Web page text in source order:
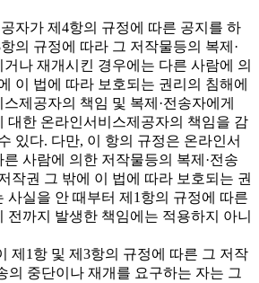
자가 제4항의 규정에 따른 공지를 하
의 규정에 따라 그 저작물등의 복제·
나 재개시킨 경우에는 다른 사람에 의
이 법에 따라 보호되는 권리의 침해에
제공자의 책임 및 복제·전송자에게
대한 온라인서비스제공자의 책임을 감
있다. 다만, 이 항의 규정은 온라인서
사람에 의한 저작물등의 복제·전송
작권 그 밖에 이 법에 따라 보호되는 권
사실을 안 때부터 제1항의 규정에 따른
전까지 발생한 책임에는 적용하지 아니
제1항 및 제3항의 규정에 따른 그 저작
의 중단이나 재개를 요구하는 자는 그